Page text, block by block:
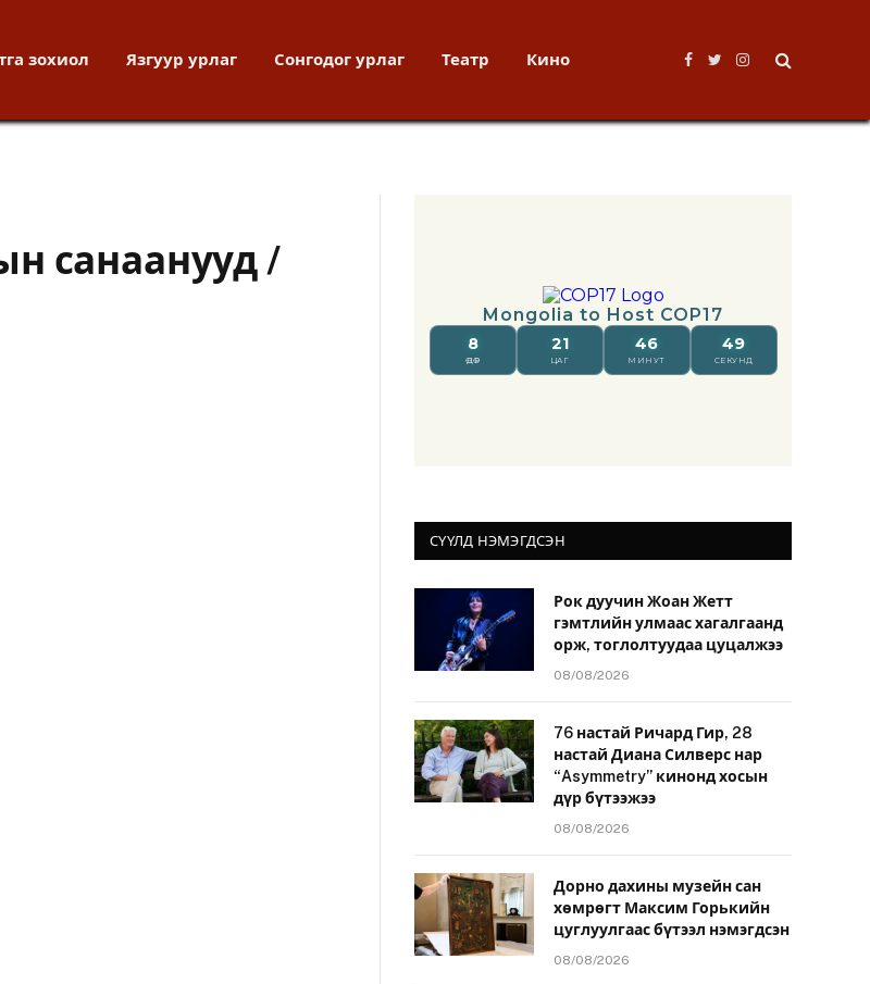
зохиол Язгуур урлаг Сонгодог урлаг Театр Кино
Facebook
TwitterInstagram
санаанууд /
СҮҮЛД НЭМЭГДСЭН
Рок дуучин Жоан Жетт
гэмтлийн улмаас хагалгаанд
орж, тоглолтуудаа цуцалжээ
08/08/2026
76 настай Ричард Гир, 28
настай Диана Силверс нар
“Asymmetry” кинонд хосын
дүр бүтээжээ
08/08/2026
Дорно дахины музейн сан
хөмрөгт Максим Горькийн
цуглуулгаас бүтээл нэмэгдсэн
08/08/2026